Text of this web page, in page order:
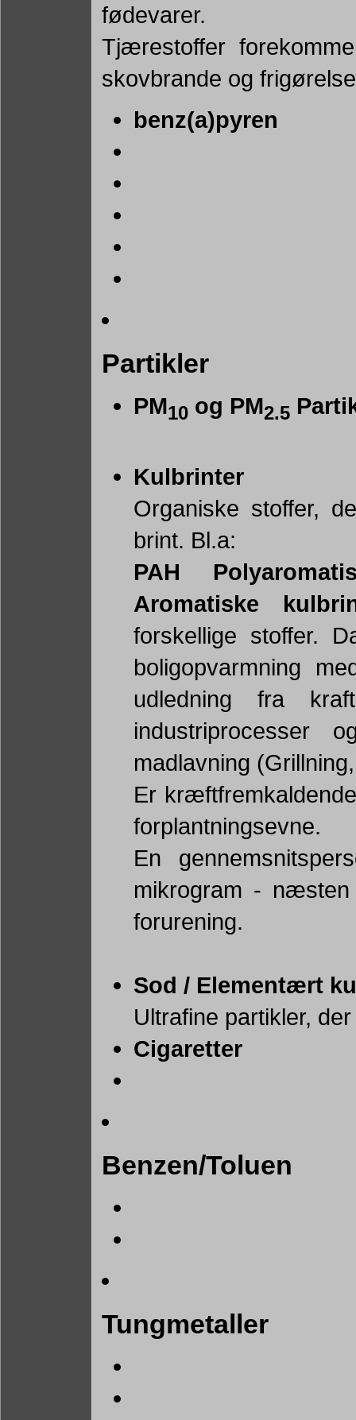
fødevarer.
Tjærestoffer
skovbrande og
benz(a)pyren
Partikler
PM10 og PM2.5
Kulbrinter
Organiske stoffer,
brint. Bl.a:
PAH
Aromatiske
forskellige stoffer.
boligopvarmning
udledning fra
industriprocesser
madlavning
Er
forplantningsevne.
En
mikrogram -
forurening.
Sod / Elementært
Ultrafine partikler,
Cigaretter
Benzen/Toluen
Tungmetaller